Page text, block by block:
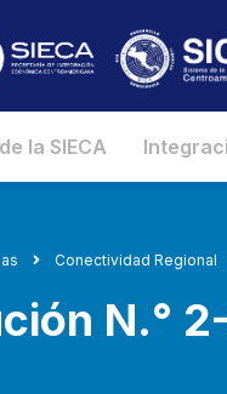
la SIECA
Conectividad Regional
N.°